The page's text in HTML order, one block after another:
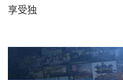
享受独